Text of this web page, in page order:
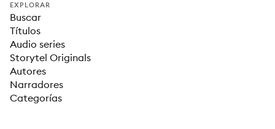
EXPLORAR
Buscar
Títulos
Audio series
Storytel Originals
Autores
Narradores
Categorías